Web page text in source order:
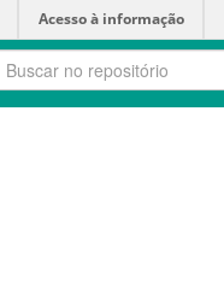
Acesso à informação